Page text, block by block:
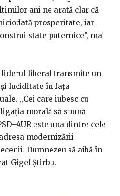
ani ne arată clar că
prosperitate, iar
state puternice”, mai
liberal transmite un
luciditate în fața
,,Cei care iubesc cu
morală să spună
este una dintre cele
modernizării
Dumnezeu să aibă în
Gigel Știrbu.